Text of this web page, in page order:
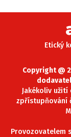
Etický
Copyright @
Jakékoliv
zpřístupňování
Provozovatelem